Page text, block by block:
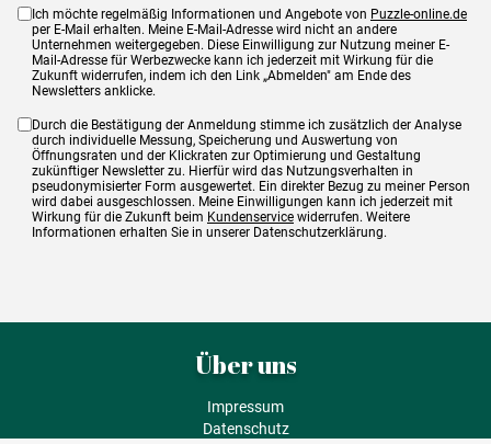
Ich möchte regelmäßig Informationen und Angebote von Puzzle-online.de
per E-Mail erhalten. Meine E-Mail-Adresse wird nicht an andere
Unternehmen weitergegeben. Diese Einwilligung zur Nutzung meiner E-
Mail-Adresse für Werbezwecke kann ich jederzeit mit Wirkung für die
Zukunft widerrufen, indem ich den Link „Abmelden" am Ende des
Newsletters anklicke.
Durch die Bestätigung der Anmeldung stimme ich zusätzlich der Analyse
durch individuelle Messung, Speicherung und Auswertung von
Öffnungsraten und der Klickraten zur Optimierung und Gestaltung
zukünftiger Newsletter zu. Hierfür wird das Nutzungsverhalten in
pseudonymisierter Form ausgewertet. Ein direkter Bezug zu meiner Person
wird dabei ausgeschlossen. Meine Einwilligungen kann ich jederzeit mit
Wirkung für die Zukunft beim Kundenservice widerrufen. Weitere
Informationen erhalten Sie in unserer Datenschutzerklärung.
Über uns
Impressum
Datenschutz